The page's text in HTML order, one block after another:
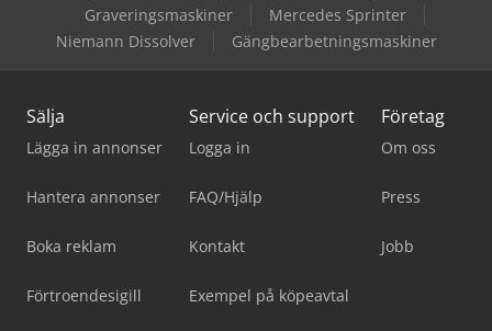
Graveringsmaskiner
Mercedes Sprinter
Niemann Dissolver
Gängbearbetningsmaskiner
Sälja
Lägga in annonser
Hantera annonser
Boka reklam
Förtroendesigill
Service och support
Logga in
FAQ/Hjälp
Kontakt
Exempel på köpeavtal
Företag
Om oss
Press
Jobb